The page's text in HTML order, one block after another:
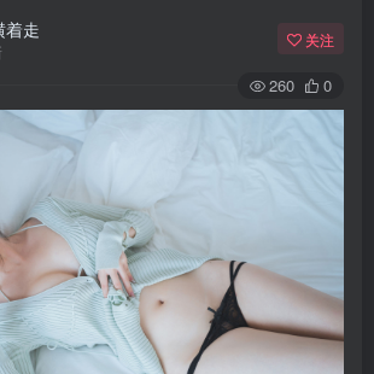
着走 关注
260 0